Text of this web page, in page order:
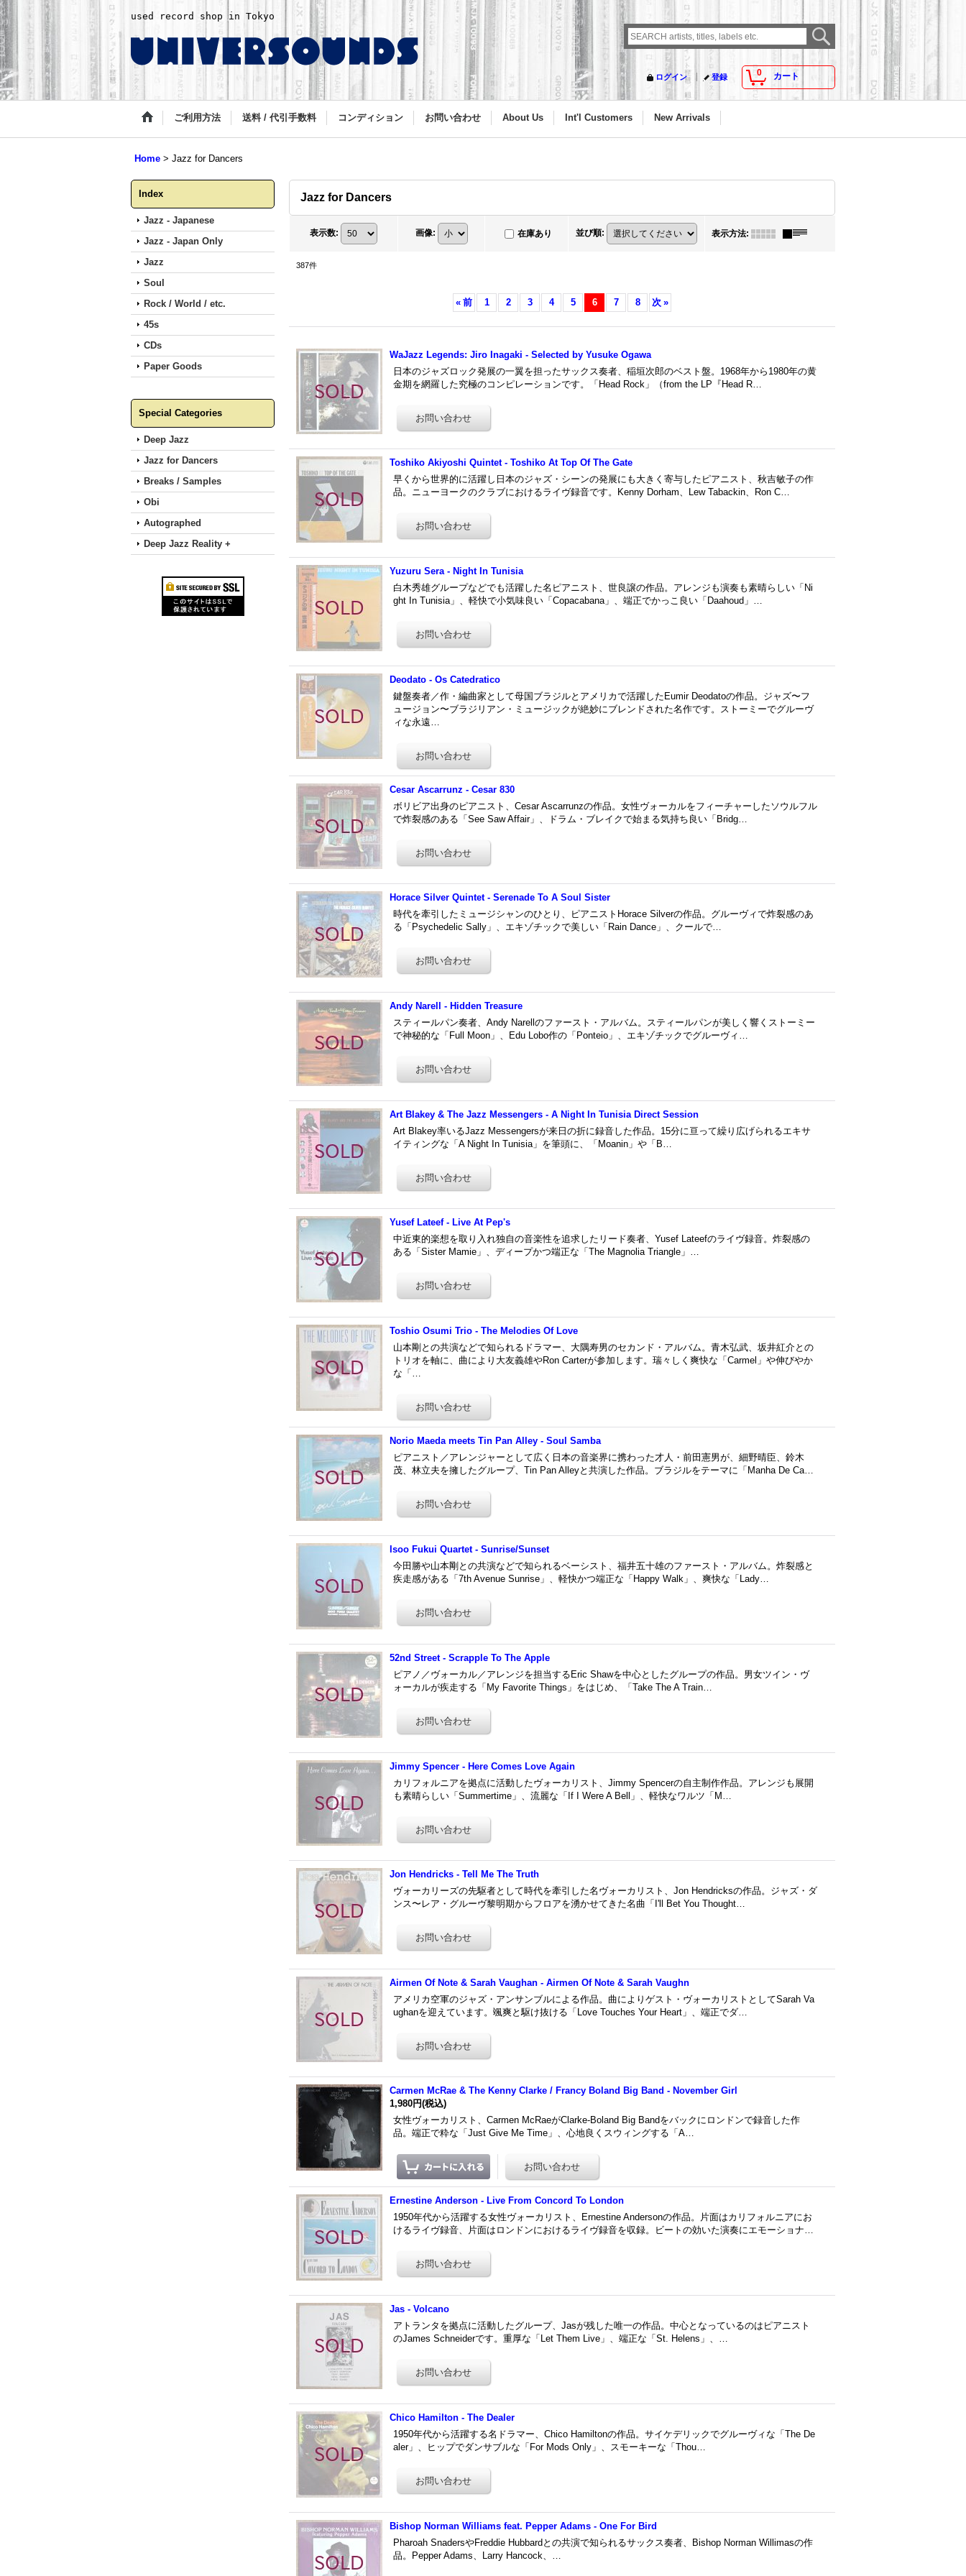
used record shop in Tokyo
0 カート
ログイン 登録
ご利用方法 送料 / 代引手数料 コンディション お問い合わせ About Us Int'l Customers New Arrivals
Home > Jazz for Dancers
Index
Jazz - Japanese
Jazz - Japan Only
Jazz
Soul
Rock / World / etc.
45s
CDs
Paper Goods
Special Categories
Deep Jazz
Jazz for Dancers
Breaks / Samples
Obi
Autographed
Deep Jazz Reality +
Jazz for Dancers
表示数: 画像: 在庫あり 並び順: 表示方法:
387件
« 前 1 2 3 4 5 6 7 8 次 »
WaJazz Legends: Jiro Inagaki - Selected by Yusuke Ogawa
日本のジャズロック発展の一翼を担ったサックス奏者、稲垣次郎のベスト盤。1968年から1980年の黄
金期を網羅した究極のコンピレーションです。「Head Rock」（from the LP『Head R…
Toshiko Akiyoshi Quintet - Toshiko At Top Of The Gate
早くから世界的に活躍し日本のジャズ・シーンの発展にも大きく寄与したピアニスト、秋吉敏子の作
品。ニューヨークのクラブにおけるライヴ録音です。Kenny Dorham、Lew Tabackin、Ron C…
Yuzuru Sera - Night In Tunisia
白木秀雄グループなどでも活躍した名ピアニスト、世良譲の作品。アレンジも演奏も素晴らしい「Ni
ght In Tunisia」、軽快で小気味良い「Copacabana」、端正でかっこ良い「Daahoud」…
Deodato - Os Catedratico
鍵盤奏者／作・編曲家として母国ブラジルとアメリカで活躍したEumir Deodatoの作品。ジャズ〜フ
ュージョン〜ブラジリアン・ミュージックが絶妙にブレンドされた名作です。ストーミーでグルーヴ
ィな永遠…
Cesar Ascarrunz - Cesar 830
ボリビア出身のピアニスト、Cesar Ascarrunzの作品。女性ヴォーカルをフィーチャーしたソウルフル
で炸裂感のある「See Saw Affair」、ドラム・ブレイクで始まる気持ち良い「Bridg…
Horace Silver Quintet - Serenade To A Soul Sister
時代を牽引したミュージシャンのひとり、ピアニストHorace Silverの作品。グルーヴィで炸裂感のあ
る「Psychedelic Sally」、エキゾチックで美しい「Rain Dance」、クールで…
Andy Narell - Hidden Treasure
スティールパン奏者、Andy Narellのファースト・アルバム。スティールパンが美しく響くストーミー
で神秘的な「Full Moon」、Edu Lobo作の「Ponteio」、エキゾチックでグルーヴィ…
Art Blakey & The Jazz Messengers - A Night In Tunisia Direct Session
Art Blakey率いるJazz Messengersが来日の折に録音した作品。15分に亘って繰り広げられるエキサ
イティングな「A Night In Tunisia」を筆頭に、「Moanin」や「B…
Yusef Lateef - Live At Pep's
中近東的楽想を取り入れ独自の音楽性を追求したリード奏者、Yusef Lateefのライヴ録音。炸裂感の
ある「Sister Mamie」、ディープかつ端正な「The Magnolia Triangle」…
Toshio Osumi Trio - The Melodies Of Love
山本剛との共演などで知られるドラマー、大隅寿男のセカンド・アルバム。青木弘武、坂井紅介との
トリオを軸に、曲により大友義雄やRon Carterが参加します。瑞々しく爽快な「Carmel」や伸びやか
な「…
Norio Maeda meets Tin Pan Alley - Soul Samba
ピアニスト／アレンジャーとして広く日本の音楽界に携わった才人・前田憲男が、細野晴臣、鈴木
茂、林立夫を擁したグループ、Tin Pan Alleyと共演した作品。ブラジルをテーマに「Manha De Ca…
Isoo Fukui Quartet - Sunrise/Sunset
今田勝や山本剛との共演などで知られるベーシスト、福井五十雄のファースト・アルバム。炸裂感と
疾走感がある「7th Avenue Sunrise」、軽快かつ端正な「Happy Walk」、爽快な「Lady…
52nd Street - Scrapple To The Apple
ピアノ／ヴォーカル／アレンジを担当するEric Shawを中心としたグループの作品。男女ツイン・ヴ
ォーカルが疾走する「My Favorite Things」をはじめ、「Take The A Train…
Jimmy Spencer - Here Comes Love Again
カリフォルニアを拠点に活動したヴォーカリスト、Jimmy Spencerの自主制作作品。アレンジも展開
も素晴らしい「Summertime」、流麗な「If I Were A Bell」、軽快なワルツ「M…
Jon Hendricks - Tell Me The Truth
ヴォーカリーズの先駆者として時代を牽引した名ヴォーカリスト、Jon Hendricksの作品。ジャズ・ダ
ンス〜レア・グルーヴ黎明期からフロアを湧かせてきた名曲「I'll Bet You Thought…
Airmen Of Note & Sarah Vaughan - Airmen Of Note & Sarah Vaughn
アメリカ空軍のジャズ・アンサンブルによる作品。曲によりゲスト・ヴォーカリストとしてSarah Va
ughanを迎えています。颯爽と駆け抜ける「Love Touches Your Heart」、端正でダ…
Carmen McRae & The Kenny Clarke / Francy Boland Big Band - November Girl
1,980円(税込)
女性ヴォーカリスト、Carmen McRaeがClarke-Boland Big Bandをバックにロンドンで録音した作
品。端正で粋な「Just Give Me Time」、心地良くスウィングする「A…
Ernestine Anderson - Live From Concord To London
1950年代から活躍する女性ヴォーカリスト、Ernestine Andersonの作品。片面はカリフォルニアにお
けるライヴ録音、片面はロンドンにおけるライヴ録音を収録。ビートの効いた演奏にエモーショナ…
Jas - Volcano
アトランタを拠点に活動したグループ、Jasが残した唯一の作品。中心となっているのはピアニスト
のJames Schneiderです。重厚な「Let Them Live」、端正な「St. Helens」、…
Chico Hamilton - The Dealer
1950年代から活躍する名ドラマー、Chico Hamiltonの作品。サイケデリックでグルーヴィな「The De
aler」、ヒップでダンサブルな「For Mods Only」、スモーキーな「Thou…
Bishop Norman Williams feat. Pepper Adams - One For Bird
Pharoah SnadersやFreddie Hubbardとの共演で知られるサックス奏者、Bishop Norman Willimasの作
品。Pepper Adams、Larry Hancock、…